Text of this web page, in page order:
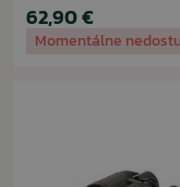
62,90 €
Momentálne